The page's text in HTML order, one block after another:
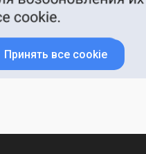
Принять все cookie